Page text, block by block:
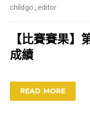
childgo_editor
【比賽賽果】
成績
READ MORE